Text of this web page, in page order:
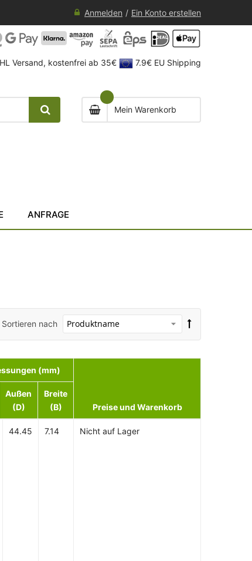
Anmelden Ein Konto erstellen
Versand, kostenfrei ab 35€ 7.9€ EU Shipping
Mein Warenkorb
ANFRAGE
Sortieren nach
(mm)
Preise und Warenkorb
Außen
(D)
Breite
(B)
44.45 7.14 Nicht auf Lager